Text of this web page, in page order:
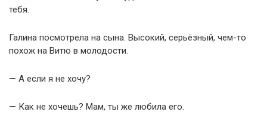
тебя.
Галина посмотрела на сына. Высокий, серьёзный, чем-то
похож на Витю в молодости.
— А если я не хочу?
— Как не хочешь? Мам, ты же любила его.